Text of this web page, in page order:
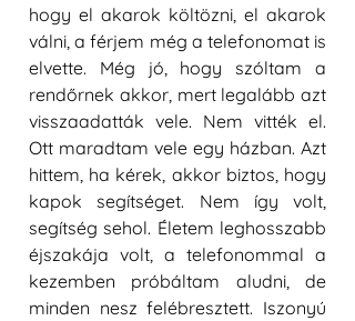
hogy el akarok költözni, el akarok
válni, a férjem még a telefonomat is
elvette. Még jó, hogy szóltam a
rendőrnek akkor, mert legalább azt
visszaadatták vele. Nem vitték el.
Ott maradtam vele egy házban. Azt
hittem, ha kérek, akkor biztos, hogy
kapok segítséget. Nem így volt,
segítség sehol. Életem leghosszabb
éjszakája volt, a telefonommal a
kezemben próbáltam aludni, de
minden nesz felébresztett. Iszonyú